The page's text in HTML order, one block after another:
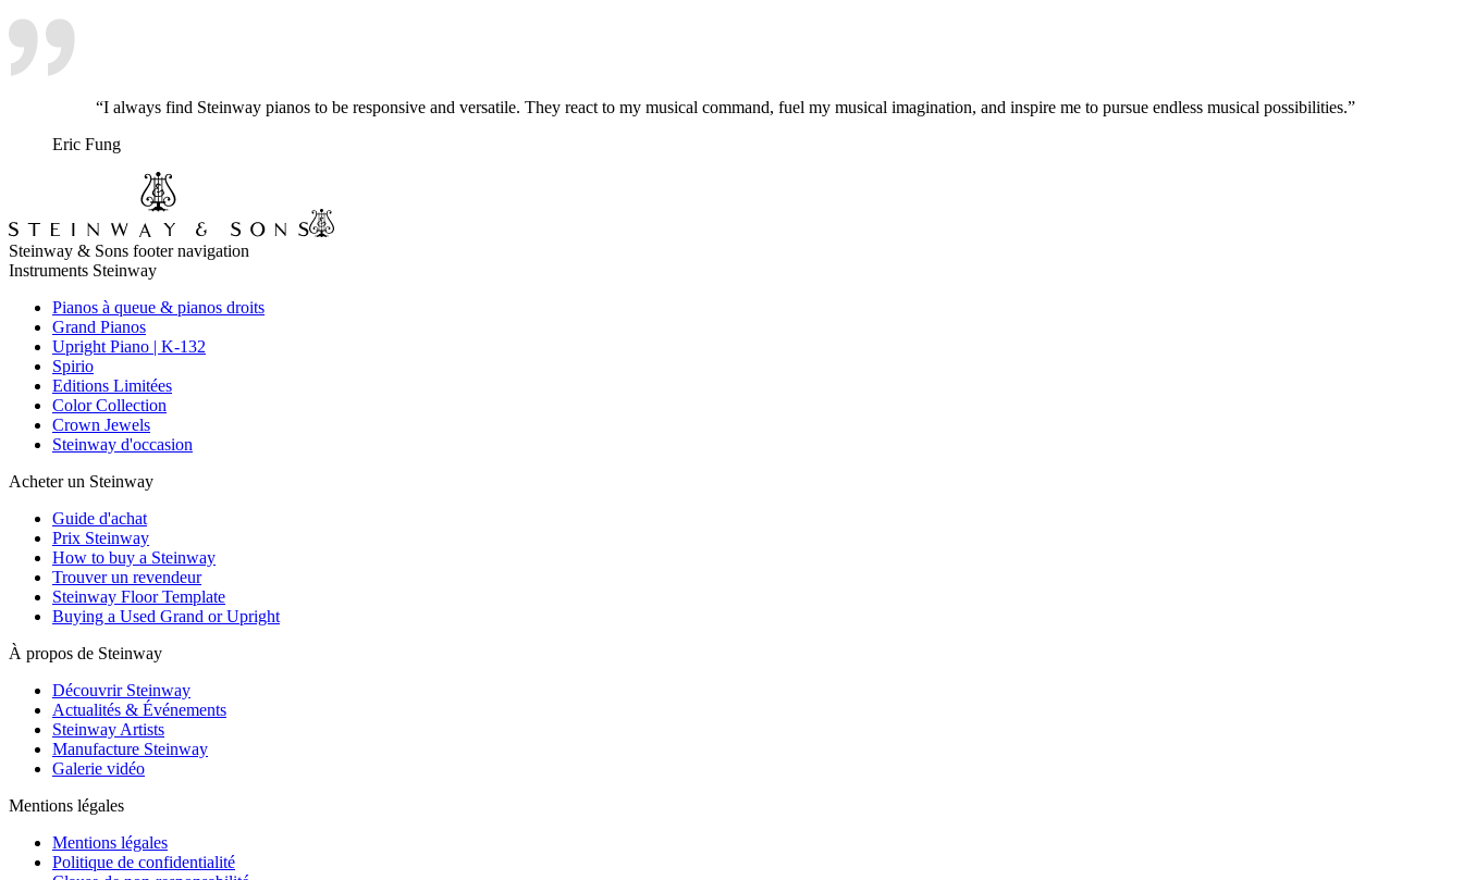
“I always find Steinway pianos to be responsive and versatile. They react to my musical command, fuel my musical imagination, and inspire me to pursue endless musical possibilities.”
Eric Fung
Steinway & Sons footer navigation
Instruments Steinway
Pianos à queue & pianos droits
Grand Pianos
Upright Piano | K-132
Spirio
Editions Limitées
Color Collection
Crown Jewels
Steinway d'occasion
Acheter un Steinway
Guide d'achat
Prix Steinway
How to buy a Steinway
Trouver un revendeur
Steinway Floor Template
Buying a Used Grand or Upright
À propos de Steinway
Découvrir Steinway
Actualités & Événements
Steinway Artists
Manufacture Steinway
Galerie vidéo
Mentions légales
Mentions légales
Politique de confidentialité